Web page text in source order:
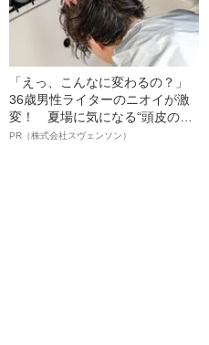
「えっ、こんなに変わるの？」
36歳男性ライターのニオイが激
変！ 夏場に気になる“頭皮のニ
オイ”や“ベタつき”を解消す
PR（株式会社スヴェンソン）